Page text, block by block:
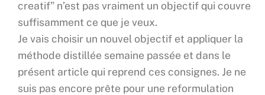
creatif” n’est pas vraiment un objectif qui couvre
suffisamment ce que je veux.
Je vais choisir un nouvel objectif et appliquer la
méthode distillée semaine passée et dans le
présent article qui reprend ces consignes. Je ne
suis pas encore prête pour une reformulation